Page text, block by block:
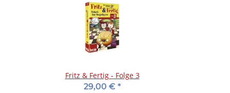
Fritz & Fertig - Folge 3
29,00 € *